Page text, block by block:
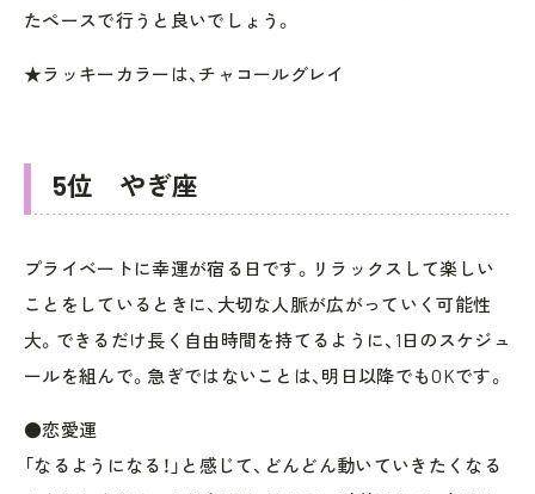
たペースで行うと良いでしょう。
★ラッキーカラーは、チャコールグレイ
5位 やぎ座
プライベートに幸運が宿る日です。リラックスして楽しい
ことをしているときに、大切な人脈が広がっていく可能性
大。できるだけ長く自由時間を持てるように、1日のスケジュ
ールを組んで。急ぎではないことは、明日以降でもOKです。
●恋愛運
「なるようになる！」と感じて、どんどん動いていきたくなる